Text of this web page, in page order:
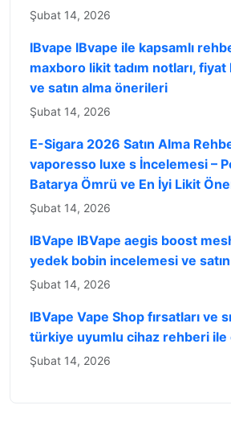
Şubat 14, 2026
IBvape IBvape ile kapsamlı
maxboro likit tadım notları, fiyat
ve satın alma önerileri
Şubat 14, 2026
E-Sigara 2026 Satın Alma
vaporesso luxe s İncelemesi –
Batarya Ömrü ve En İyi Likit
Şubat 14, 2026
IBVape IBVape aegis boost
yedek bobin incelemesi ve
Şubat 14, 2026
IBVape Vape Shop fırsatları ve
türkiye uyumlu cihaz rehberi ile
Şubat 14, 2026